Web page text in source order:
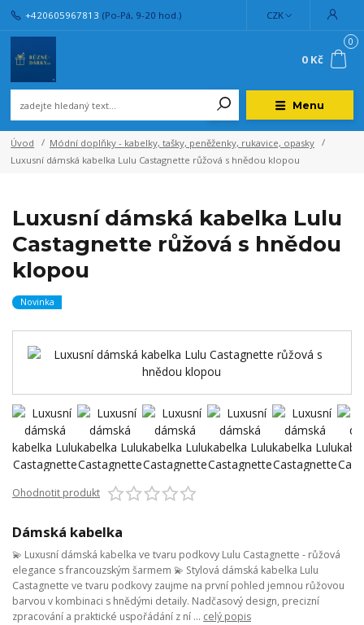
Menu
CZK
+420605967813 (Po-Pá, 9-20 hod.)
0
0 Kč
Úvod
Módní doplňky - kabelky, tašky, peněženky, rukavice, opasky
Luxusní dámská kabelka Lulu Castagnette růžová s hnědou klopou
Luxusní dámská kabelka Lulu
Castagnette růžová s hnědou
klopou
Novinka
Ohodnotit produkt
Dámská kabelka
💫 Luxusní dámská kabelka ve tvaru podkovy Lulu Castagnette - růžová
elegance s francouzským šarmem 💫 Stylová dámská kabelka Lulu
Castagnette ve tvaru podkovy zaujme na první pohled jemnou růžovou
barvou v kombinaci s hnědými detaily. Nadčasový design, precizní
zpracování a praktické uspořádání z ní ... celý popis